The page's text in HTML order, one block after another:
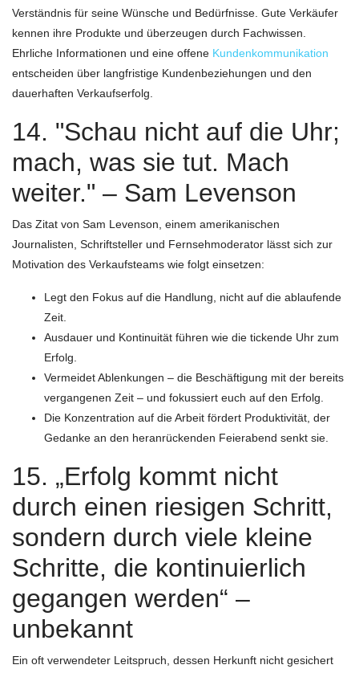
Verständnis für seine Wünsche und Bedürfnisse. Gute Verkäufer
kennen ihre Produkte und überzeugen durch Fachwissen.
Ehrliche Informationen und eine offene Kundenkommunikation
entscheiden über langfristige Kundenbeziehungen und den
dauerhaften Verkaufserfolg.
14. "Schau nicht auf die Uhr;
mach, was sie tut. Mach
weiter." – Sam Levenson
Das Zitat von Sam Levenson, einem amerikanischen
Journalisten, Schriftsteller und Fernsehmoderator lässt sich zur
Motivation des Verkaufsteams wie folgt einsetzen:
Legt den Fokus auf die Handlung, nicht auf die ablaufende
Zeit.
Ausdauer und Kontinuität führen wie die tickende Uhr zum
Erfolg.
Vermeidet Ablenkungen – die Beschäftigung mit der bereits
vergangenen Zeit – und fokussiert euch auf den Erfolg.
Die Konzentration auf die Arbeit fördert Produktivität, der
Gedanke an den heranrückenden Feierabend senkt sie.
15. „Erfolg kommt nicht
durch einen riesigen Schritt,
sondern durch viele kleine
Schritte, die kontinuierlich
gegangen werden“ –
unbekannt
Ein oft verwendeter Leitspruch, dessen Herkunft nicht gesichert